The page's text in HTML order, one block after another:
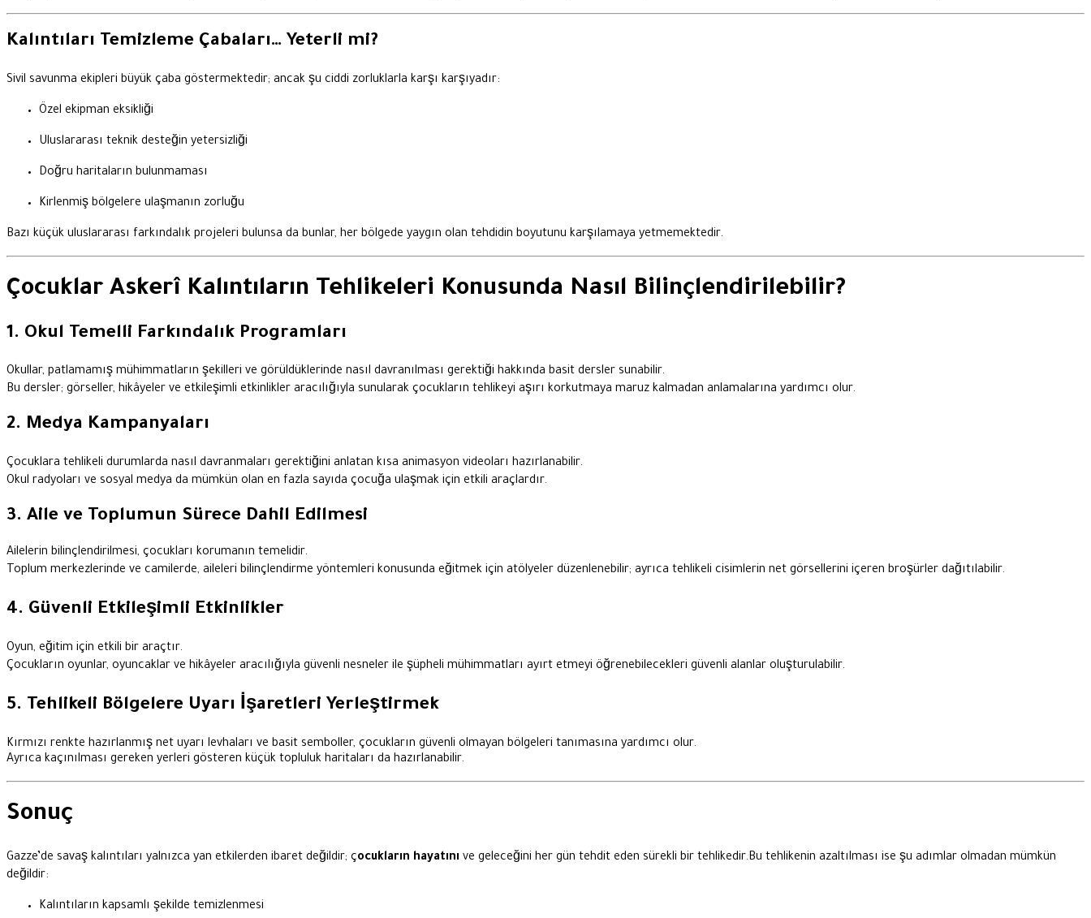
Kalıntıları Temizleme Çabaları… Yeterli mi?
Sivil savunma ekipleri büyük çaba göstermektedir; ancak şu ciddi zorluklarla karşı karşıyadır:
Özel ekipman eksikliği
Uluslararası teknik desteğin yetersizliği
Doğru haritaların bulunmaması
Kirlenmiş bölgelere ulaşmanın zorluğu
Bazı küçük uluslararası farkındalık projeleri bulunsa da bunlar, her bölgede yaygın olan tehdidin boyutunu karşılamaya yetmemektedir.
Çocuklar Askerî Kalıntıların Tehlikeleri Konusunda Nasıl Bilinçlendirilebilir?
1. Okul Temelli Farkındalık Programları
Okullar, patlamamış mühimmatların şekilleri ve görüldüklerinde nasıl davranılması gerektiği hakkında basit dersler sunabilir.
Bu dersler; görseller, hikâyeler ve etkileşimli etkinlikler aracılığıyla sunularak çocukların tehlikeyi aşırı korkutmaya maruz kalmadan anlamalarına yardımcı olur.
2. Medya Kampanyaları
Çocuklara tehlikeli durumlarda nasıl davranmaları gerektiğini anlatan kısa animasyon videoları hazırlanabilir.
Okul radyoları ve sosyal medya da mümkün olan en fazla sayıda çocuğa ulaşmak için etkili araçlardır.
3. Aile ve Toplumun Sürece Dahil Edilmesi
Ailelerin bilinçlendirilmesi, çocukları korumanın temelidir.
Toplum merkezlerinde ve camilerde, aileleri bilinçlendirme yöntemleri konusunda eğitmek için atölyeler düzenlenebilir; ayrıca tehlikeli cisimlerin net görsellerini içeren broşürler dağıtılabilir.
4. Güvenli Etkileşimli Etkinlikler
Oyun, eğitim için etkili bir araçtır.
Çocukların oyunlar, oyuncaklar ve hikâyeler aracılığıyla güvenli nesneler ile şüpheli mühimmatları ayırt etmeyi öğrenebilecekleri güvenli alanlar oluşturulabilir.
5. Tehlikeli Bölgelere Uyarı İşaretleri Yerleştirmek
Kırmızı renkte hazırlanmış net uyarı levhaları ve basit semboller, çocukların güvenli olmayan bölgeleri tanımasına yardımcı olur.
Ayrıca kaçınılması gereken yerleri gösteren küçük topluluk haritaları da hazırlanabilir.
Sonuç
Gazze’de savaş kalıntıları yalnızca yan etkilerden ibaret değildir; çocukların hayatını ve geleceğini her gün tehdit eden sürekli bir tehlikedir.Bu tehlikenin azaltılması ise şu adımlar olmadan mümkün
değildir:
Kalıntıların kapsamlı şekilde temizlenmesi